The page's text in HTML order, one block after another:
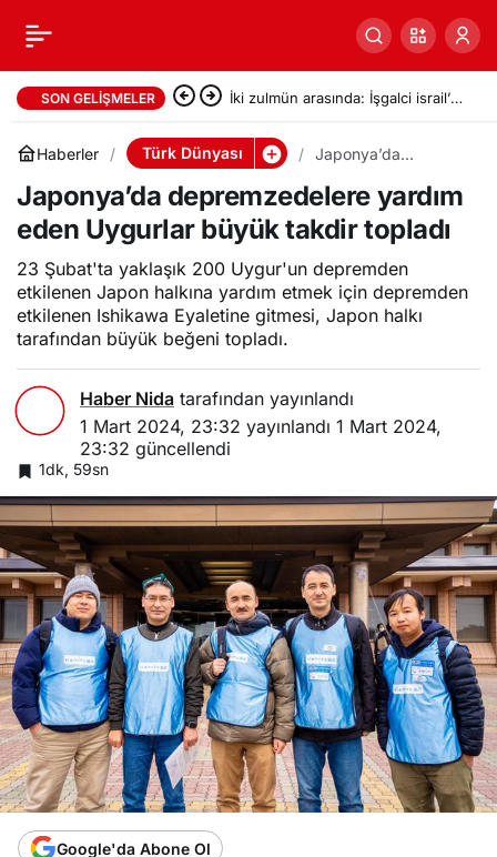
SON GELIŞMELER İki zulmün arasında: İşgalci israil’in
serbest bıraktığı Filistinli
mahkumları Abbas yönetimi
gözaltına aldı
Haberler Türk Dünyası
Japonya’da
yardım eden
Uygurlar büyük
takdir topladı
Japonya’da depremzedelere yardım
eden Uygurlar büyük takdir topladı
23 Şubat'ta yaklaşık 200 Uygur'un depremden
etkilenen Japon halkına yardım etmek için depremden
etkilenen Ishikawa Eyaletine gitmesi, Japon halkı
tarafından büyük beğeni topladı.
Haber Nida tarafından yayınlandı
1 Mart 2024, 23:32 yayınlandı 1 Mart 2024,
23:32 güncellendi
1dk, 59sn
Google'da Abone Ol